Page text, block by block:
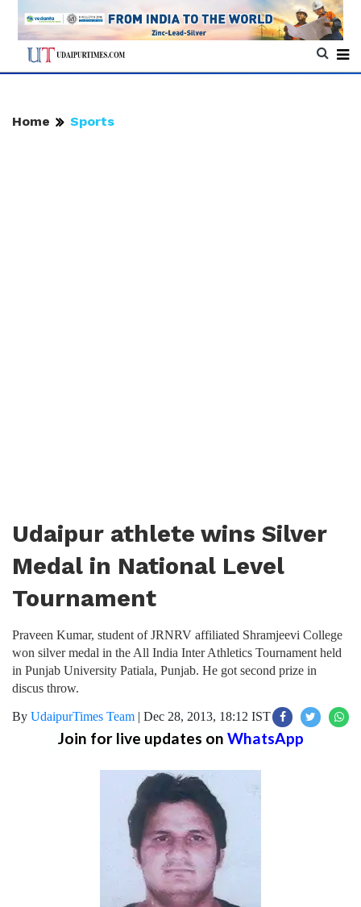
Home Sports
Udaipur athlete wins Silver
Medal in National Level
Tournament
Praveen Kumar, student of JRNRV affiliated Shramjeevi College
won silver medal in the All India Inter Athletics Tournament held
in Punjab University Patiala, Punjab. He got second prize in
discus throw.
By UdaipurTimes Team | Dec 28, 2013, 18:12 IST
Join for live updates on WhatsApp